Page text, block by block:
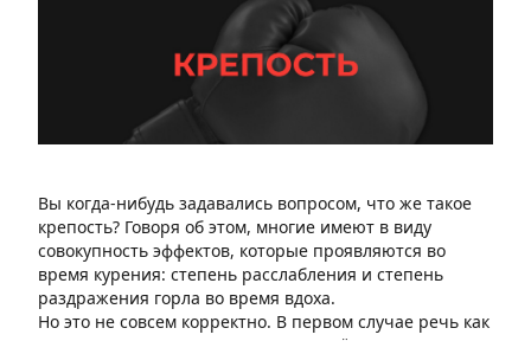
Вы когда-нибудь задавались вопросом, что же такое
крепость? Говоря об этом, многие имеют в виду
совокупность эффектов, которые проявляются во
время курения: степень расслабления и степень
раздражения горла во время вдоха.
Но это не совсем корректно. В первом случае речь как